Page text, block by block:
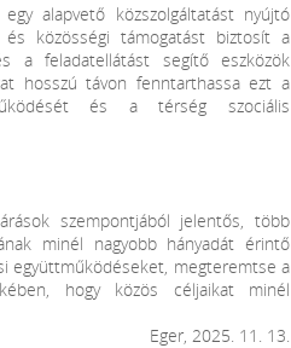
alapvető közszolgáltatást nyújtó
és közösségi támogatást biztosít a
a feladatellátást segítő eszközök
hosszú távon fenntarthassa ezt a
és a térség szociális
szempontjából jelentős, több
minél nagyobb hányadát érintő
együttműködéseket, megteremtse a
hogy közös céljaikat minél
Eger, 2025. 11. 13.